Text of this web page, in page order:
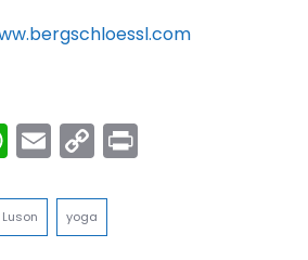
WhatsApp
Email
Copy
Link
Luson yoga